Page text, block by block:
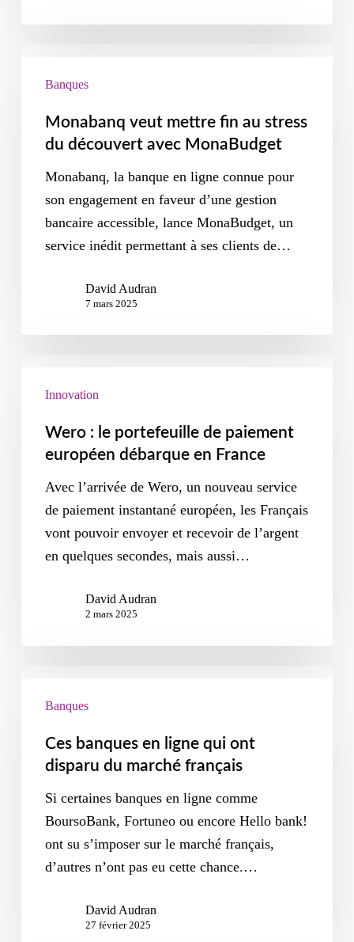
Banques
Monabanq veut mettre fin au stress
du découvert avec MonaBudget
Monabanq, la banque en ligne connue pour
son engagement en faveur d’une gestion
bancaire accessible, lance MonaBudget, un
service inédit permettant à ses clients de…
David Audran
7 mars 2025
Innovation
Wero : le portefeuille de paiement
européen débarque en France
Avec l’arrivée de Wero, un nouveau service
de paiement instantané européen, les Français
vont pouvoir envoyer et recevoir de l’argent
en quelques secondes, mais aussi…
David Audran
2 mars 2025
Banques
Ces banques en ligne qui ont
disparu du marché français
Si certaines banques en ligne comme
BoursoBank, Fortuneo ou encore Hello bank!
ont su s’imposer sur le marché français,
d’autres n’ont pas eu cette chance.…
David Audran
27 février 2025